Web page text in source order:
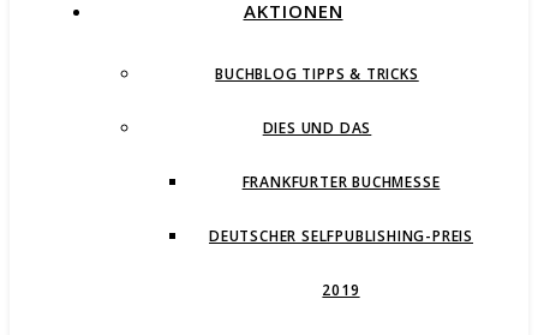
AKTIONEN
BUCHBLOG TIPPS & TRICKS
DIES UND DAS
FRANKFURTER BUCHMESSE
DEUTSCHER SELFPUBLISHING-PREIS
2019